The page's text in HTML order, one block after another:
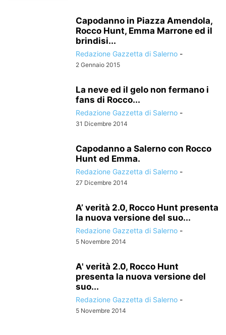
Capodanno in Piazza Amendola,
Rocco Hunt, Emma Marrone ed il
brindisi...
Redazione Gazzetta di Salerno -
2 Gennaio 2015
La neve ed il gelo non fermano i
fans di Rocco...
Redazione Gazzetta di Salerno -
31 Dicembre 2014
Capodanno a Salerno con Rocco
Hunt ed Emma.
Redazione Gazzetta di Salerno -
27 Dicembre 2014
A’ verità 2.0, Rocco Hunt presenta
la nuova versione del suo...
Redazione Gazzetta di Salerno -
5 Novembre 2014
A' verità 2.0, Rocco Hunt
presenta la nuova versione del
suo...
Redazione Gazzetta di Salerno -
5 Novembre 2014